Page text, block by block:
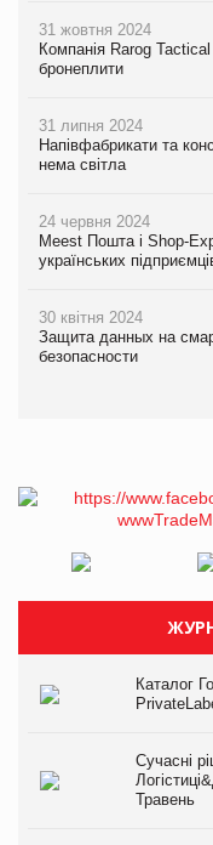
31 жовтня 2024
Компанія Rarog Tactical
бронеплити
31 липня 2024
Напівфабрикати та
нема світла
24 червня 2024
Meest Пошта і Shop-
українських
30 квітня 2024
Защита данных на
безопасности
Каталог
Сучасні
Травень